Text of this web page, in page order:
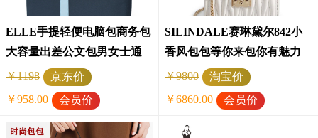
ELLE手提轻便电脑包商务包
大容量出差公文包男女士通
勤包GH162P90524NV
￥1198
京东价
￥958.00
会员价
SILINDALE赛琳黛尔842小
香风包包等你来包你有魅力
￥9800
淘宝价
￥6860.00
会员价